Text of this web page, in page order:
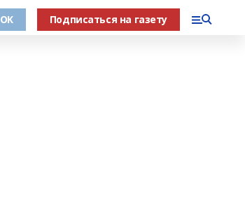
OK Подписаться на газету